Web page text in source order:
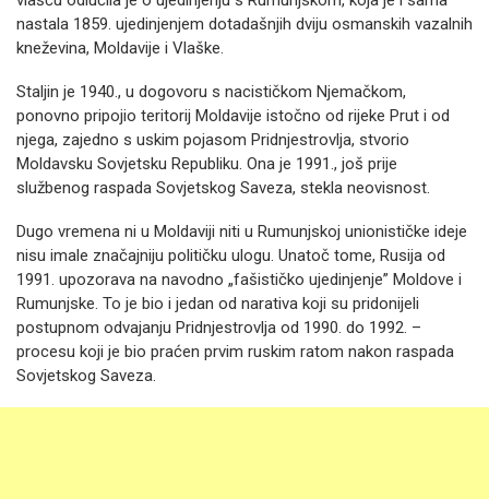
nastala 1859. ujedinjenjem dotadašnjih dviju osmanskih vazalnih
kneževina, Moldavije i Vlaške.
Staljin je 1940., u dogovoru s nacističkom Njemačkom,
ponovno pripojio teritorij Moldavije istočno od rijeke Prut i od
njega, zajedno s uskim pojasom Pridnjestrovlja, stvorio
Moldavsku Sovjetsku Republiku. Ona je 1991., još prije
službenog raspada Sovjetskog Saveza, stekla neovisnost.
Dugo vremena ni u Moldaviji niti u Rumunjskoj unionističke ideje
nisu imale značajniju političku ulogu. Unatoč tome, Rusija od
1991. upozorava na navodno „fašističko ujedinjenje” Moldove i
Rumunjske. To je bio i jedan od narativa koji su pridonijeli
postupnom odvajanju Pridnjestrovlja od 1990. do 1992. –
procesu koji je bio praćen prvim ruskim ratom nakon raspada
Sovjetskog Saveza.